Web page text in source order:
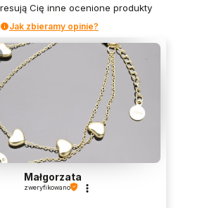
Cię inne ocenione produkty
Jak zbieramy opinie?
Małgorzata
zweryfikowano